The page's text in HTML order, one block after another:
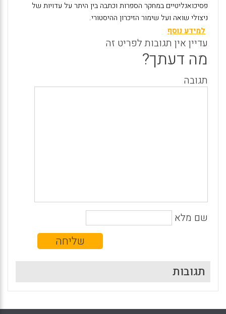
פסיכואנליטיים במחקר הספרות וכתבה בין היתר על עדויות של
ניצולי שואה ועל שימור הזיכרון ההיסטורי.
למידע נוסף
עדיין אין תגובות לפריט זה
מה דעתך?
תגובה
שם מלא
תגובות